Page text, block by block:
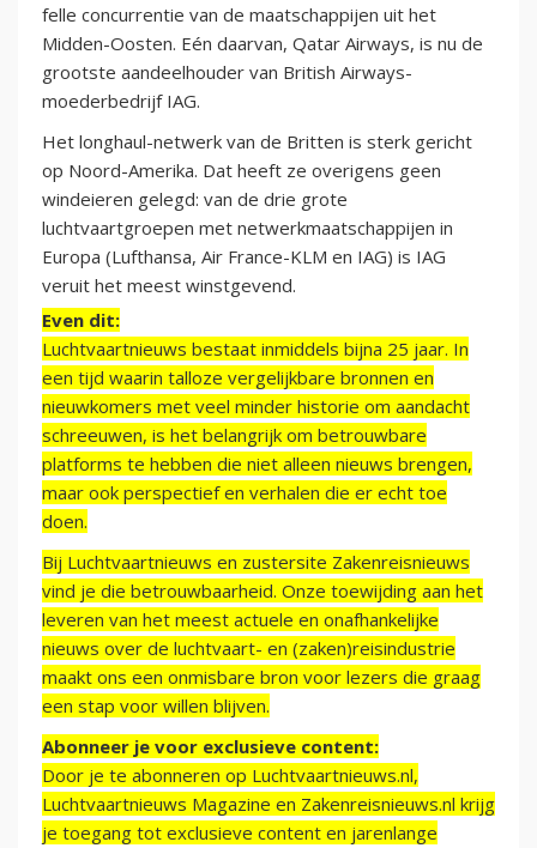
felle concurrentie van de maatschappijen uit het
Midden-Oosten. Eén daarvan, Qatar Airways, is nu de
grootste aandeelhouder van British Airways-
moederbedrijf IAG.
Het longhaul-netwerk van de Britten is sterk gericht
op Noord-Amerika. Dat heeft ze overigens geen
windeieren gelegd: van de drie grote
luchtvaartgroepen met netwerkmaatschappijen in
Europa (Lufthansa, Air France-KLM en IAG) is IAG
veruit het meest winstgevend.
Even dit:
Luchtvaartnieuws bestaat inmiddels bijna 25 jaar. In
een tijd waarin talloze vergelijkbare bronnen en
nieuwkomers met veel minder historie om aandacht
schreeuwen, is het belangrijk om betrouwbare
platforms te hebben die niet alleen nieuws brengen,
maar ook perspectief en verhalen die er echt toe
doen.
Bij Luchtvaartnieuws en zustersite Zakenreisnieuws
vind je die betrouwbaarheid. Onze toewijding aan het
leveren van het meest actuele en onafhankelijke
nieuws over de luchtvaart- en (zaken)reisindustrie
maakt ons een onmisbare bron voor lezers die graag
een stap voor willen blijven.
Abonneer je voor exclusieve content:
Door je te abonneren op Luchtvaartnieuws.nl,
Luchtvaartnieuws Magazine en Zakenreisnieuws.nl krijg
je toegang tot exclusieve content en jarenlange